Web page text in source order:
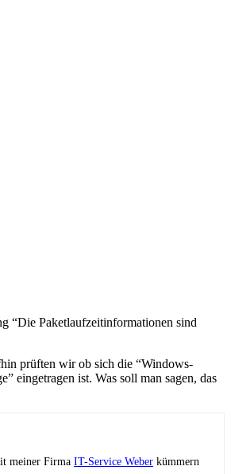
“Die Paketlaufzeitinformationen sind
prüften wir ob sich die “Windows-
eingetragen ist. Was soll man sagen, das
meiner Firma IT-Service Weber kümmern